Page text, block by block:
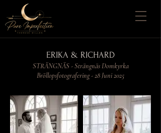
ERIKA & RICHARD
STRÄNGNÄS - Strängnäs Domkyrka
Bröllopsfotografering - 28 Juni 2025